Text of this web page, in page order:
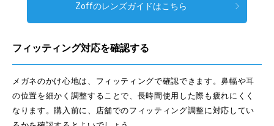
Zoffのレンズガイドはこちら
フィッティング対応を確認する
メガネのかけ心地は、フィッティングで確認できます。鼻幅や耳
の位置を細かく調整することで、長時間使用した際も疲れにくく
なります。購入前に、店舗でのフィッティング調整に対応してい